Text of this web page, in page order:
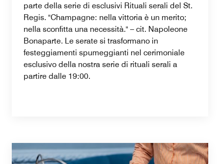
parte della serie di esclusivi Rituali serali del St.
Regis. "Champagne: nella vittoria è un merito;
nella sconfitta una necessità." – cit. Napoleone
Bonaparte. Le serate si trasformano in
festeggiamenti spumeggianti nel cerimoniale
esclusivo della nostra serie di rituali serali a
partire dalle 19:00.